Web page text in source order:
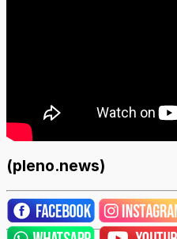
(pleno.news)